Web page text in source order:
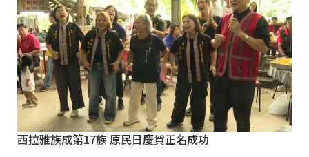
西拉雅族成第17族 原民日慶賀正名成功